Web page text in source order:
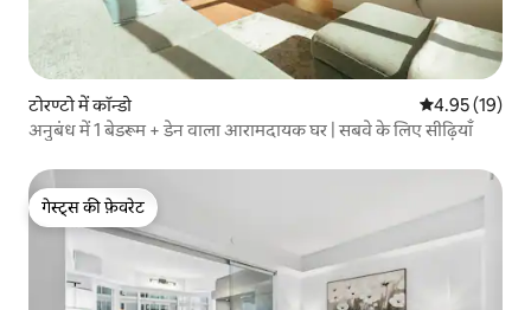
टोरण्टो में कॉन्डो औसत रेटिंग 5 में
4.95 (19)
अनुबंध में 1 बेडरूम + डेन वाला आरामदायक घर | सबवे के लिए सीढ़ियाँ
गेस्ट्स की फ़ेवरेट
गेस्ट्स की फ़ेवरेट